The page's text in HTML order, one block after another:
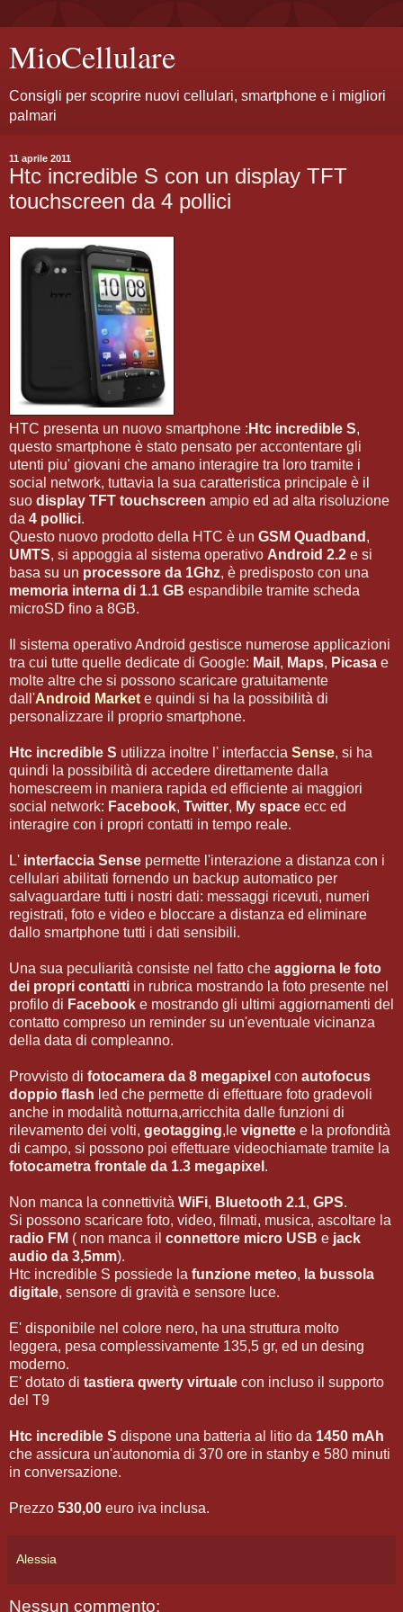
MioCellulare
Consigli per scoprire nuovi cellulari, smartphone e i migliori
palmari
11 aprile 2011
Htc incredible S con un display TFT
touchscreen da 4 pollici
HTC presenta un nuovo smartphone : Htc incredible S,
questo smartphone è stato pensato per accontentare gli
utenti piu' giovani che amano interagire tra loro tramite i
social network, tuttavia la sua caratteristica principale è il
suo display TFT touchscreen ampio ed ad alta risoluzione
da 4 pollici.
Questo nuovo prodotto della HTC è un GSM Quadband ,
UMTS, si appoggia al sistema operativo Android 2.2 e si
basa su un processore da 1Ghz, è predisposto con una
memoria interna di 1.1 GB espandibile tramite scheda
microSD fino a 8GB.
Il sistema operativo Android gestisce numerose applicazioni
tra cui tutte quelle dedicate di Google: Mail , Maps, Picasa e
molte altre che si possono scaricare gratuitamente
dall'Android Market e quindi si ha la possibilità di
personalizzare il proprio smartphone.
Htc incredible S utilizza inoltre l' interfaccia Sense, si ha
quindi la possibilità di accedere direttamente dalla
homescreem in maniera rapida ed efficiente ai maggiori
social network: Facebook, Twitter, My space ecc ed
interagire con i propri contatti in tempo reale.
L' interfaccia Sense permette l'interazione a distanza con i
cellulari abilitati fornendo un backup automatico per
salvaguardare tutti i nostri dati: messaggi ricevuti, numeri
registrati, foto e video e bloccare a distanza ed eliminare
dallo smartphone tutti i dati sensibili.
Una sua peculiarità consiste nel fatto che aggiorna le foto
dei propri contatti in rubrica mostrando la foto presente nel
profilo di Facebook e mostrando gli ultimi aggiornamenti del
contatto compreso un reminder su un'eventuale vicinanza
della data di compleanno.
Provvisto di fotocamera da 8 megapixel con autofocus
doppio flash led che permette di effettuare foto gradevoli
anche in modalità notturna,arricchita dalle funzioni di
rilevamento dei volti, geotagging,le vignette e la profondità
di campo, si possono poi effettuare videochiamate tramite la
fotocametra frontale da 1.3 megapixel .
Non manca la connettività WiFi, Bluetooth 2.1, GPS.
Si possono scaricare foto, video, filmati, musica, ascoltare la
radio FM ( non manca il connettore micro USB e jack
audio da 3,5mm).
Htc incredible S possiede la funzione meteo, la bussola
digitale, sensore di gravità e sensore luce.
E' disponibile nel colore nero, ha una struttura molto
leggera, pesa complessivamente 135,5 gr, ed un desing
moderno.
E' dotato di tastiera qwerty virtuale con incluso il supporto
del T9
Htc incredible S dispone una batteria al litio da 1450 mAh
che assicura un'autonomia di 370 ore in stanby e 580 minuti
in conversazione.
Prezzo 530,00 euro iva inclusa.
Alessia
Nessun commento: